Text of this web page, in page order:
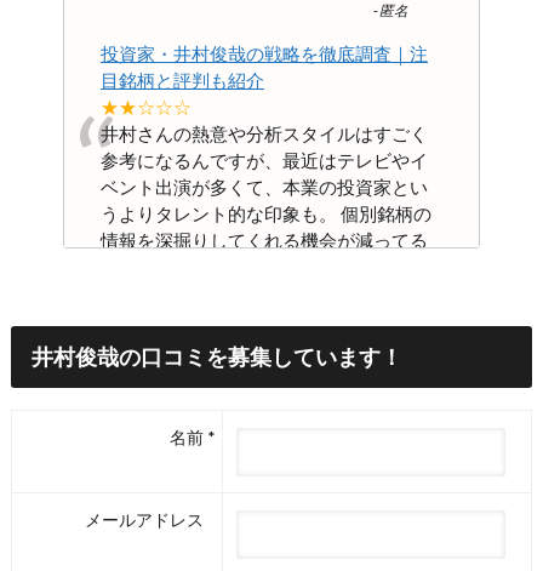
-匿名
投資家・井村俊哉の戦略を徹底調査｜注
目銘柄と評判も紹介
★★☆☆☆
“井村さんの熱意や分析スタイルはすごく
参考になるんですが、最近はテレビやイ
ベント出演が多くて、本業の投資家とい
うよりタレント的な印象も。 個別銘柄の
情報を深掘りしてくれる機会が減ってる
Read More
-
投資家・井村俊哉の戦略を徹底調査｜注
★★★★☆
“です。 SNSの解説も親しみやすく、投資
井村俊哉の口コミを募集しています！
名前
メールアドレス